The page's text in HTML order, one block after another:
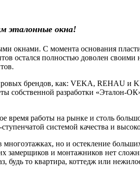
эталонные окна!
окнами. С момента основания
остался полностью доволен
брендов, как: VEKA, REHAU и
собственной разработки «Эталон-
работы на рынке и столь
системой качества и
но и остекление
замерщиков и монтажников нет
будь то квартира, коттедж или